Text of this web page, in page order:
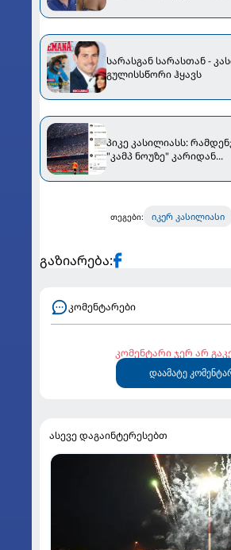
სარასგან სარასთან -
გულისსწორი ჰყავს
პიკე კასილიასს:
"კამპ ნოუზე" კარიდან...
თეგები: იკერ კასილიასი
გაზიარება:
კომენტარები
კომენტარი ჯერ არ
დაამატე
ასევე დაგაინტერესებთ